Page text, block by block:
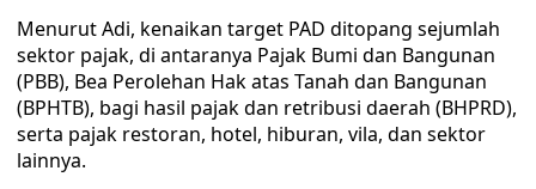
Menurut Adi, kenaikan target PAD ditopang sejumlah
sektor pajak, di antaranya Pajak Bumi dan Bangunan
(PBB), Bea Perolehan Hak atas Tanah dan Bangunan
(BPHTB), bagi hasil pajak dan retribusi daerah (BHPRD),
serta pajak restoran, hotel, hiburan, vila, dan sektor
lainnya.